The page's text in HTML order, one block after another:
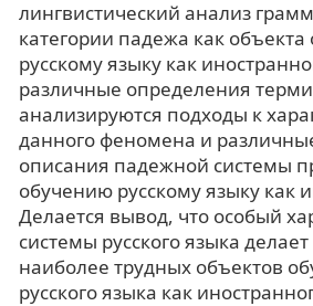
лингвистический анализ
категории падежа как объекта
русскому языку как
различные определения
анализируются подходы к
данного феномена и
описания падежной системы
обучению русскому языку как
Делается вывод, что особый
системы русского языка
наиболее трудных объектов
русского языка как